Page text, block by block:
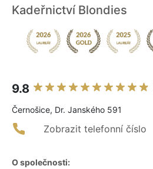
Kadeřnictví Blondies
9.8
Černošice, Dr. Janského 591
Zobrazit telefonní číslo
O společnosti: